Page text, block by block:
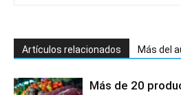
Artículos relacionados Más del
Más de 20